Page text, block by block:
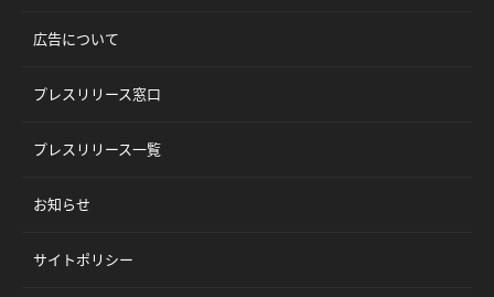
広告について
プレスリリース窓口
プレスリリース一覧
お知らせ
サイトポリシー